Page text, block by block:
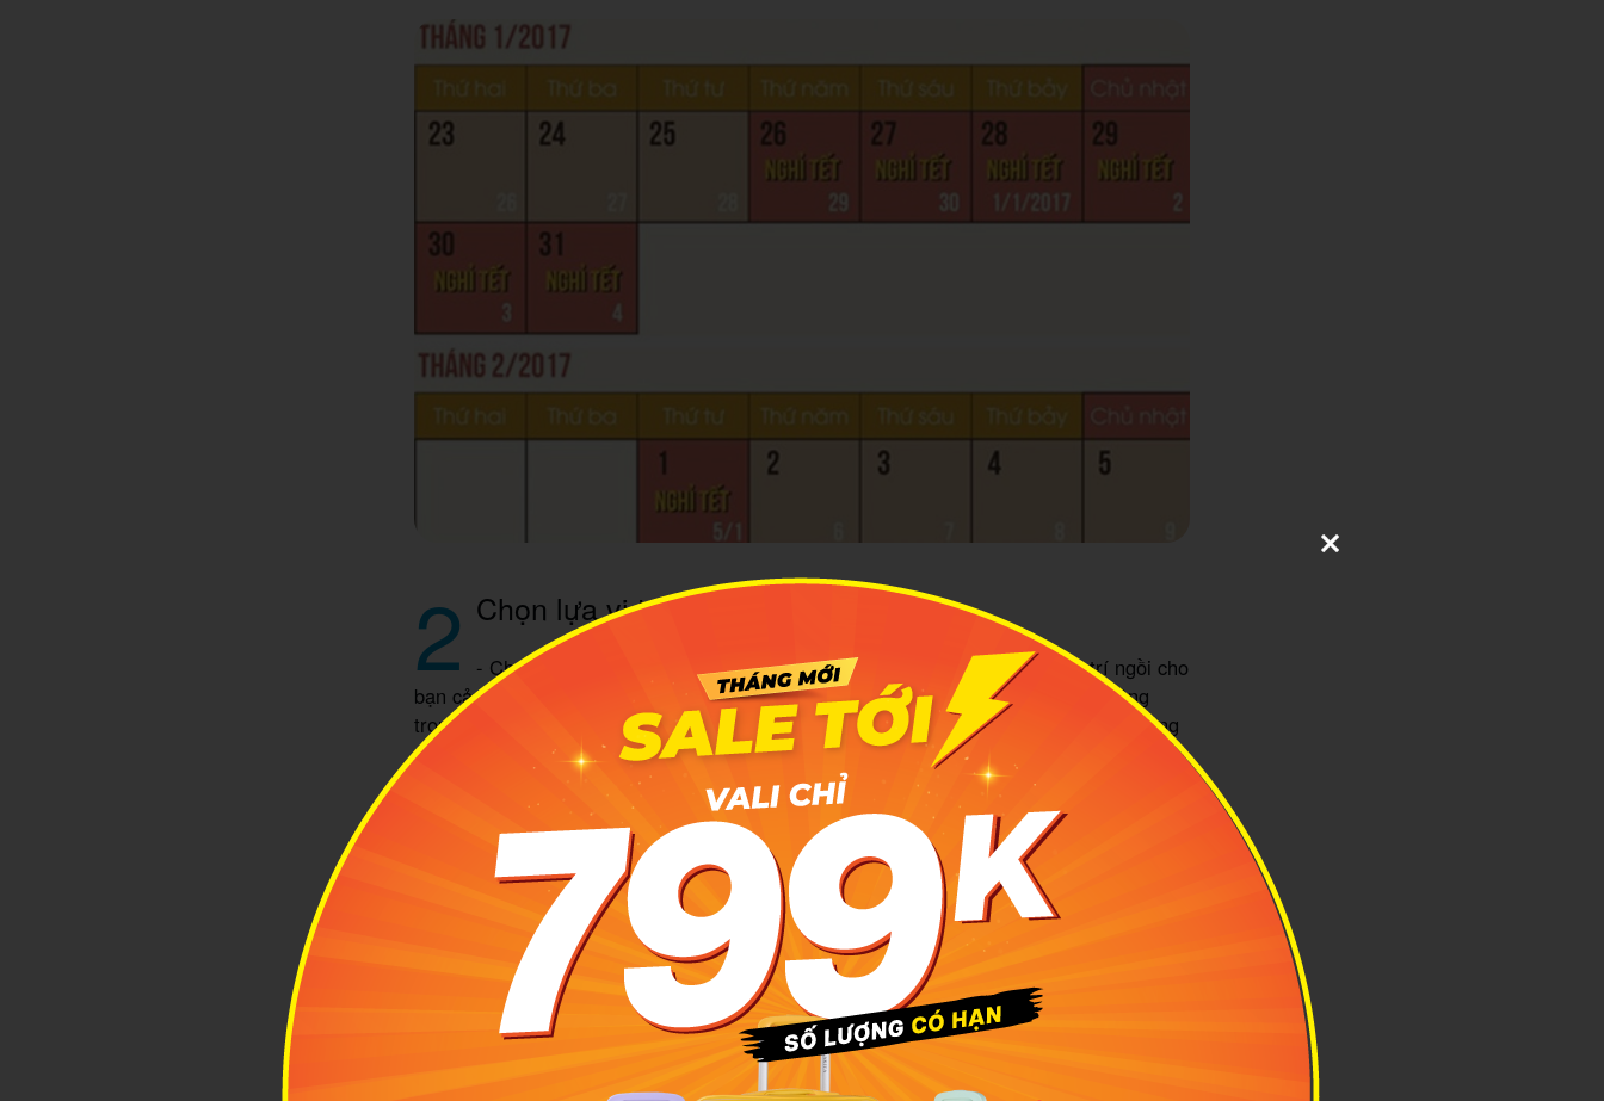
2 Chọn lựa vị trí ngồi thoải mái.
- Chuyến bay của bạn sẽ đỡ mệt mỏi hơn khi bạn có thể chọn được vị trí ngồi cho
bạn cảm giác thoải mái nhất. Nhưng hiện nay hầu hết mọi hành khách đều thụ động
trong việc nhận vị trí chỗ ngồi từ nhân viên. Tuy nhiên, hành khách có thể thương lượng
với nhân viên để chọn được vị trí ngồi phù hợp với nhu cầu.